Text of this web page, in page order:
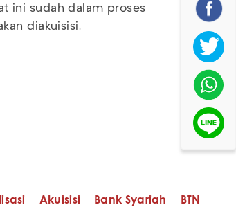
ini sudah dalam proses
diakuisisi.
Akuisisi Bank Syariah BTN